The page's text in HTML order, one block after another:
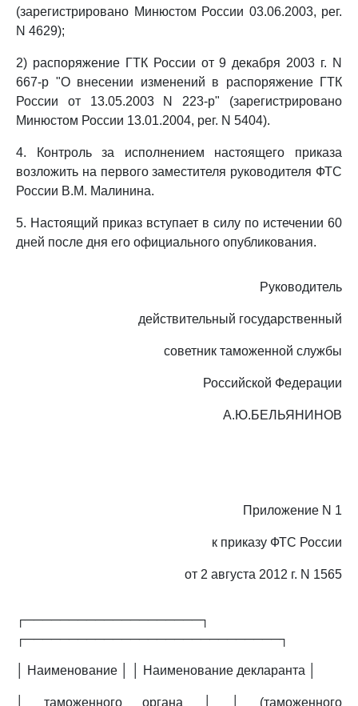
(зарегистрировано Минюстом России 03.06.2003, рег.
N 4629);
2) распоряжение ГТК России от 9 декабря 2003 г. N
667-р "О внесении изменений в распоряжение ГТК
России от 13.05.2003 N 223-р" (зарегистрировано
Минюстом России 13.01.2004, рег. N 5404).
4. Контроль за исполнением настоящего приказа
возложить на первого заместителя руководителя ФТС
России В.М. Малинина.
5. Настоящий приказ вступает в силу по истечении 60
дней после дня его официального опубликования.
Руководитель
действительный государственный
советник таможенной службы
Российской Федерации
А.Ю.БЕЛЬЯНИНОВ
Приложение N 1
к приказу ФТС России
от 2 августа 2012 г. N 1565
┌────────────────────┐
┌─────────────────────────────┐
│ Наименование │ │ Наименование декларанта │
│ таможенного органа │ │ (таможенного